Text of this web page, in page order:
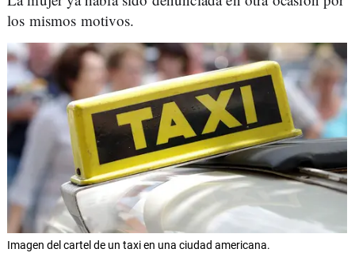
los mismos motivos.
Imagen del cartel de un taxi en una ciudad americana.